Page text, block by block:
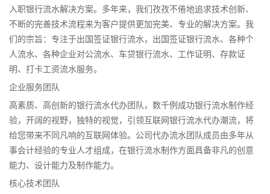
入职银行流水解决方案。多年来，我们孜孜不倦地追求技术创新、
不断的完善技术流程来为客户提供更加完美、专业的解决方案。我
们的宗旨：专注于出国签证银行流水，出国签证银行流水、各种个
人流水、各种企业对公流水、车贷银行流水、工作证明、存款证
明、打卡工资流水服务。
企业服务团队
高素质、高创新的银行流水代办团队，数千例成功银行流水制作经
验，开阔的视野，独特的视觉，引领互联网银行流水代办潮流，将
给您带来不同凡响的互联网体验。公司代办流水团队成员由多年从
事会计经验的专业人才组成，在银行流水制作方面具备非凡的创意
能力、设计能力及制作能力。
核心技术团队